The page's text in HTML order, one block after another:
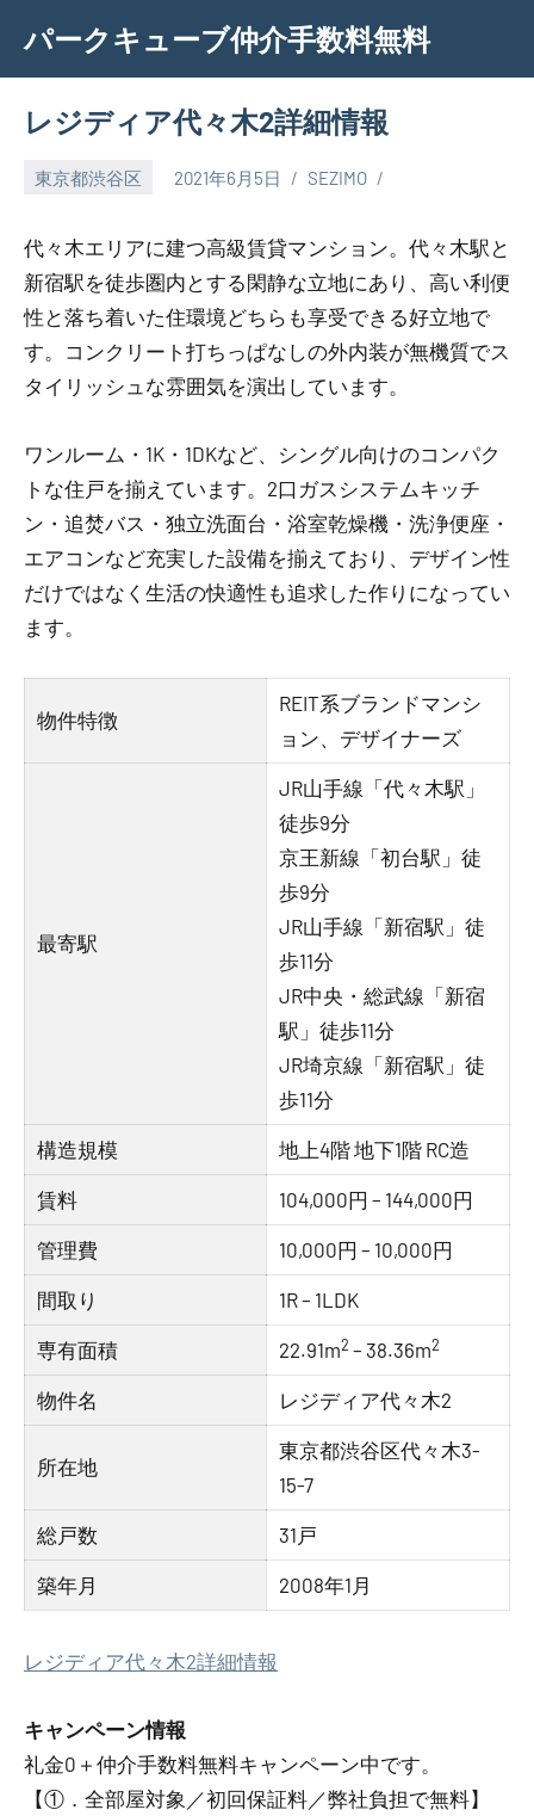
content
パークキューブ仲介手数料無料
レジディア代々木2詳細情報
東京都渋谷区 2021年6月5日 SEZIMO
代々木エリアに建つ高級賃貸マンション。代々木駅と
新宿駅を徒歩圏内とする閑静な立地にあり、高い利便
性と落ち着いた住環境どちらも享受できる好立地で
す。コンクリート打ちっぱなしの外内装が無機質でス
タイリッシュな雰囲気を演出しています。
ワンルーム・1K・1DKなど、シングル向けのコンパク
トな住戸を揃えています。2口ガスシステムキッチ
ン・追焚バス・独立洗面台・浴室乾燥機・洗浄便座・
エアコンなど充実した設備を揃えており、デザイン性
だけではなく生活の快適性も追求した作りになってい
ます。
物件特徴
REIT系ブランドマンシ
ョン、デザイナーズ
最寄駅
JR山手線「代々木駅」
徒歩9分
京王新線「初台駅」徒
歩9分
JR山手線「新宿駅」徒
歩11分
JR中央・総武線「新宿
駅」徒歩11分
JR埼京線「新宿駅」徒
歩11分
構造規模 地上4階 地下1階 RC造
賃料 104,000円 – 144,000円
管理費 10,000円 – 10,000円
間取り 1R – 1LDK
専有面積 22.91m2 – 38.36m2
物件名 レジディア代々木2
所在地
東京都渋谷区代々木3-
15-7
総戸数 31戸
築年月 2008年1月
レジディア代々木2詳細情報
キャンペーン情報
礼金0 ＋ 仲介手数料無料キャンペーン中です。
【①．全部屋対象／初回保証料／弊社負担で無料】